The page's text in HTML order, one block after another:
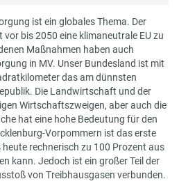
ist ein globales Thema. Der
vor bis 2050 eine klimaneutrale EU zu
Maßnahmen haben auch
in MV. Unser Bundesland ist mit
das am dünnsten
Die Landwirtschaft und der
Wirtschaftszweigen, aber auch die
hat eine hohe Bedeutung für den
Vorpommern ist das erste
rechnerisch zu 100 Prozent aus
kann. Jedoch ist ein großer Teil der
von Treibhausgasen verbunden.